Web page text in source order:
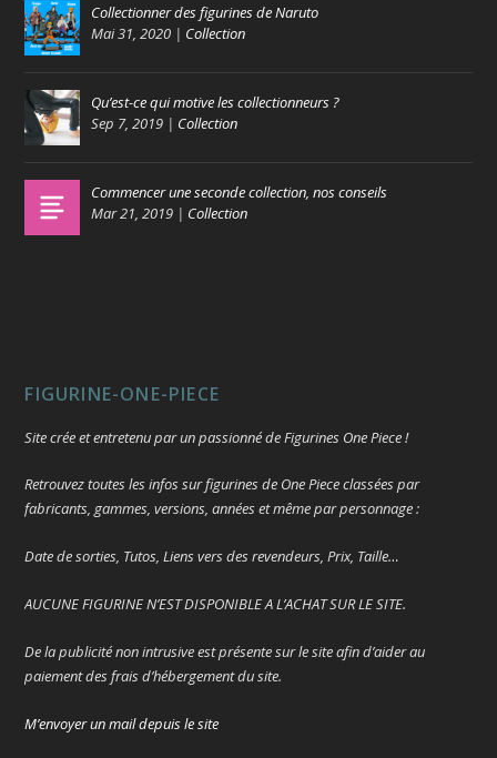
Collectionner des figurines de Naruto
Mai 31, 2020 | Collection
Qu’est-ce qui motive les collectionneurs ?
Sep 7, 2019 | Collection
Commencer une seconde collection, nos conseils
Mar 21, 2019 | Collection
FIGURINE-ONE-PIECE
Site crée et entretenu par un passionné de Figurines One Piece !
Retrouvez toutes les infos sur figurines de One Piece classées par
fabricants, gammes, versions, années et même par personnage :
Date de sorties, Tutos, Liens vers des revendeurs, Prix, Taille…
AUCUNE FIGURINE N’EST DISPONIBLE A L’ACHAT SUR LE SITE.
De la publicité non intrusive est présente sur le site afin d’aider au
paiement des frais d’hébergement du site.
M’envoyer un mail depuis le site